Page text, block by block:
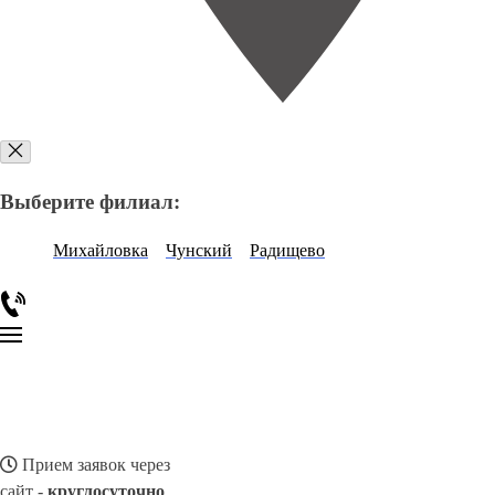
Выберите филиал:
Михайловка Чунский Радищево
Прием заявок через